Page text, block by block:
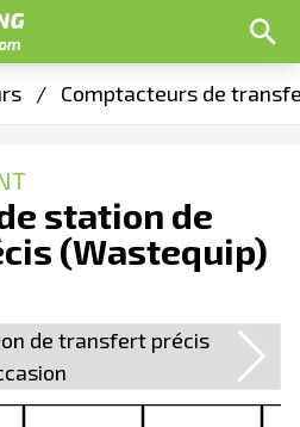
/ Comptacteurs de
station de
(Wastequip)